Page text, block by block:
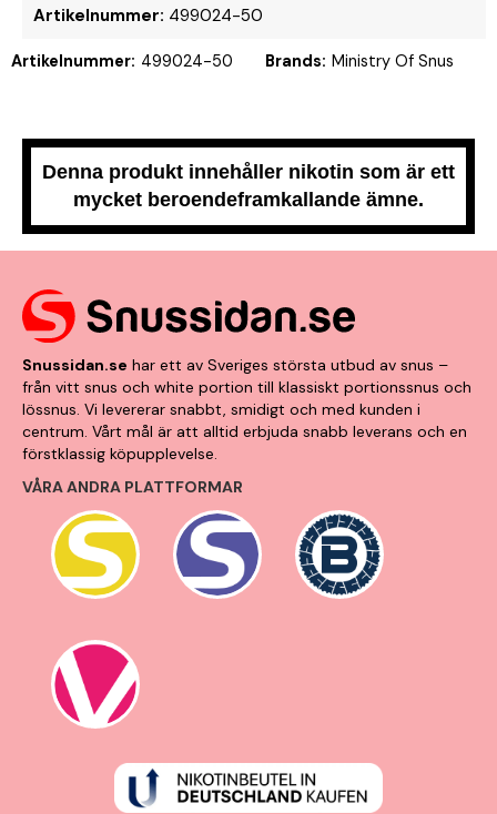
Artikelnummer: 499024-50
Artikelnummer: 499024-50 Brands: Ministry Of Snus
Denna produkt innehåller nikotin som är ett
mycket beroendeframkallande ämne.
Snussidan.se har ett av Sveriges största utbud av snus –
från vitt snus och white portion till klassiskt portionssnus och
lössnus. Vi levererar snabbt, smidigt och med kunden i
centrum. Vårt mål är att alltid erbjuda snabb leverans och en
förstklassig köpupplevelse.
VÅRA ANDRA PLATTFORMAR